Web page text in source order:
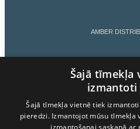
AMBER
AMBER
AMBER
Šajā tīmekļa
Šajā tīmekļa vietnē tiek
pieredzi. Izmantojot mūsu
izmantošanai saskaņā ar